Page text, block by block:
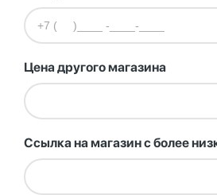
Цена другого магазина
Ссылка на магазин с более